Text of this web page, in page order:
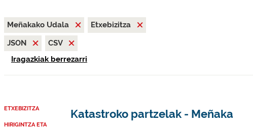
Meñakako Udala
Etxebizitza
JSON
CSV
Iragazkiak berrezarri
ETXEBIZITZA
HIRIGINTZA ETA
Katastroko partzelak - Meñaka